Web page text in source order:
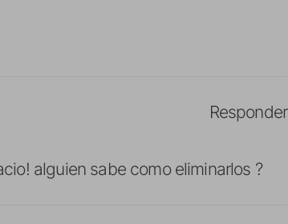
alguien sabe como eliminarlos ?
Responder